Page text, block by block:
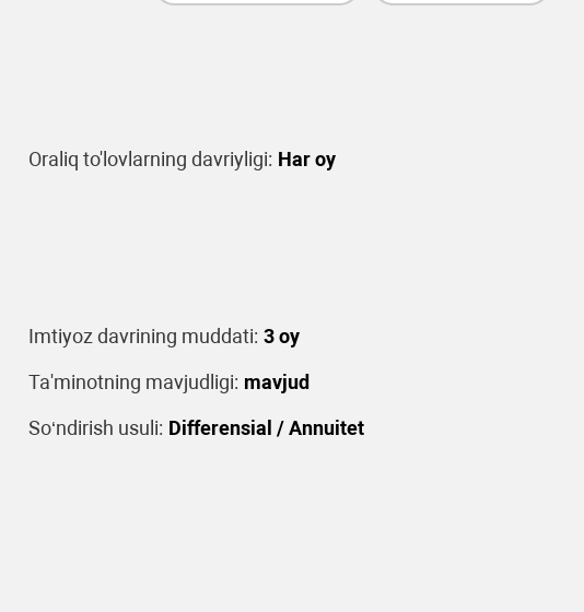
Oraliq to'lovlarning davriyligi: Har oy
Imtiyoz davrining muddati: 3 oy
Ta'minotning mavjudligi: mavjud
So‘ndirish usuli: Differensial / Annuitet